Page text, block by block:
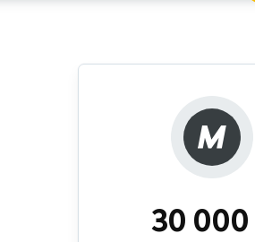
30